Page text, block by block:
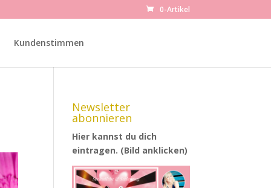
0-Artikel
Kundenstimmen
Newsletter
abonnieren
Hier kannst du dich
eintragen. (Bild anklicken)